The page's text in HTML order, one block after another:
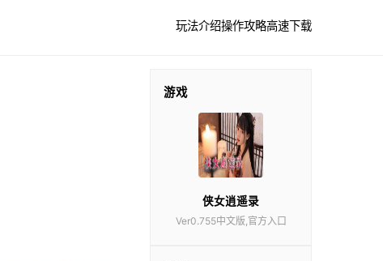
玩法介绍操作攻略高速下载
游戏
侠女逍遥录
Ver0.755中文版,官方入口